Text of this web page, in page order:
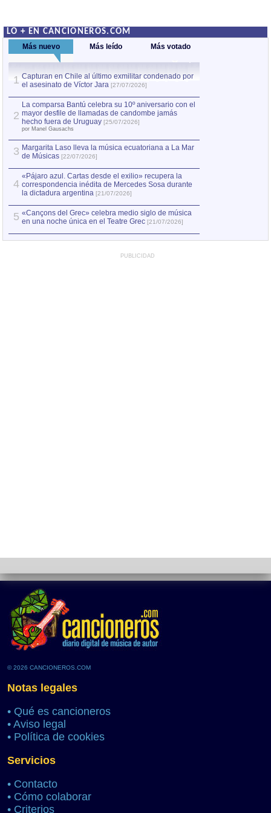
LO + EN CANCIONEROS.COM
Más nuevo Más leído Más votado
1 Capturan en Chile al último exmilitar condenado por
el asesinato de Víctor Jara [27/07/2026]
2
La comparsa Bantú celebra su 10º aniversario con el
mayor desfile de llamadas de candombe jamás
hecho fuera de Uruguay [25/07/2026]
por Manel Gausachs
3 Margarita Laso lleva la música ecuatoriana a La Mar
de Músicas [22/07/2026]
4
«Pájaro azul. Cartas desde el exilio» recupera la
correspondencia inédita de Mercedes Sosa durante
la dictadura argentina [21/07/2026]
5 «Cançons del Grec» celebra medio siglo de música
en una noche única en el Teatre Grec [21/07/2026]
PUBLICIDAD
© 2026 CANCIONEROS.COM
Notas legales
• Qué es cancioneros
• Aviso legal
• Política de cookies
Servicios
• Contacto
• Cómo colaborar
• Criterios